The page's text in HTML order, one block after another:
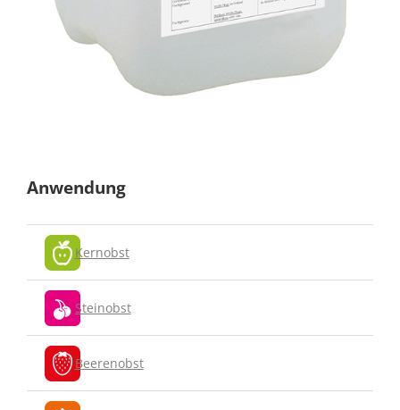
Anwendung
Kernobst
Steinobst
Beerenobst